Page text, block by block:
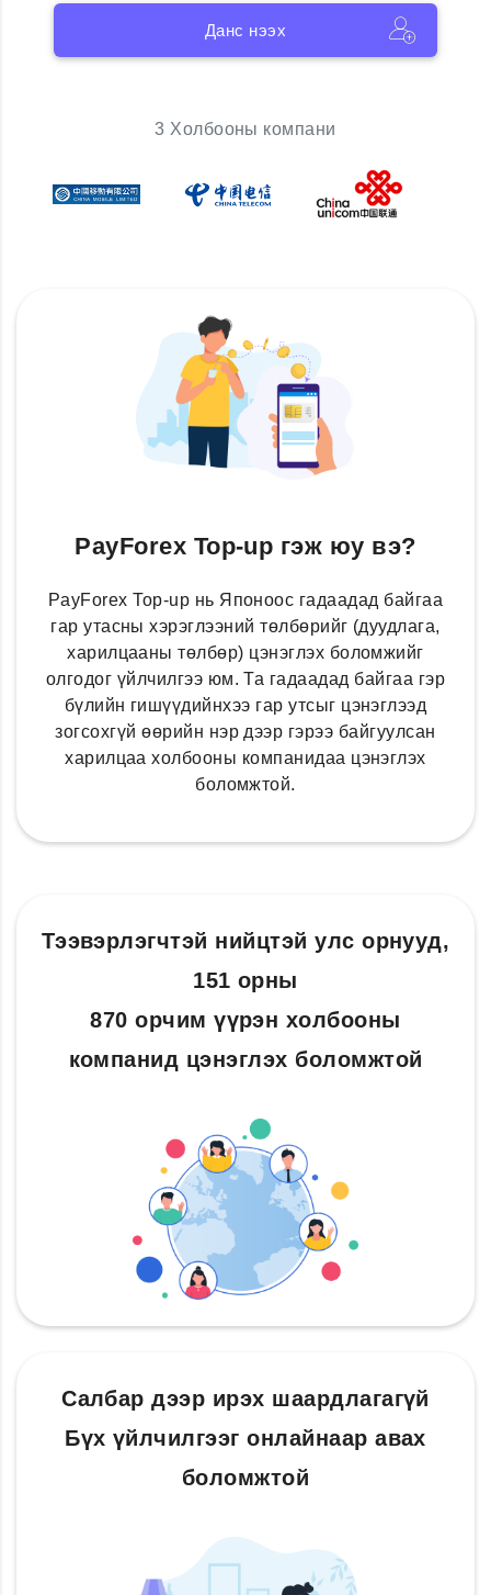
Данс нээх
3 Холбооны компани
PayForex Top-up гэж юу вэ?
PayForex Top-up нь Японоос гадаадад байгаа
гар утасны хэрэглээний төлбөрийг (дуудлага,
харилцааны төлбөр) цэнэглэх боломжийг
олгодог үйлчилгээ юм. Та гадаадад байгаа гэр
бүлийн гишүүдийнхээ гар утсыг цэнэглээд
зогсохгүй өөрийн нэр дээр гэрээ байгуулсан
харилцаа холбооны компанидаа цэнэглэх
боломжтой.
Тээвэрлэгчтэй нийцтэй улс орнууд,
151 орны
870 орчим үүрэн холбооны
компанид цэнэглэх боломжтой
Салбар дээр ирэх шаардлагагүй
Бүх үйлчилгээг онлайнаар авах
боломжтой